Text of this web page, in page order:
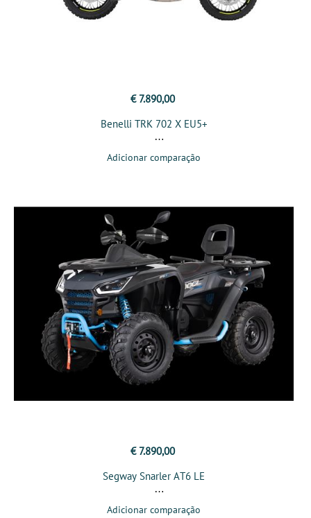
€ 7.890,00
Benelli TRK 702 X EU5+
Adicionar comparação
€ 7.890,00
Segway Snarler AT6 LE
Adicionar comparação